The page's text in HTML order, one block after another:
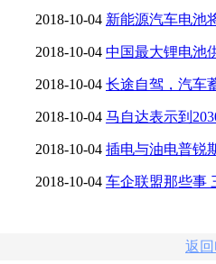
2018-10-04 新能源汽车电池
2018-10-04 中国最大锂电池
能五分之一的锂产品 【图】
2018-10-04 长途自驾，汽车
2018-10-04 马自达表示到
气化技术
2018-10-04 插电与油电普锐
2018-10-04 车企联盟那些事
返